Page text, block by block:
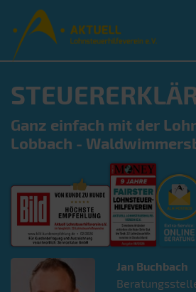
Ganz einfach mit der
Lobbach -
Jan Buchbach